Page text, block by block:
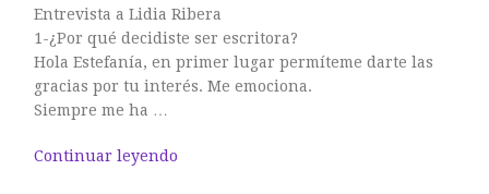
Entrevista a Lidia Ribera
1-¿Por qué decidiste ser escritora?
Hola Estefanía, en primer lugar permíteme darte las
gracias por tu interés. Me emociona.
Siempre me ha …
Continuar leyendo